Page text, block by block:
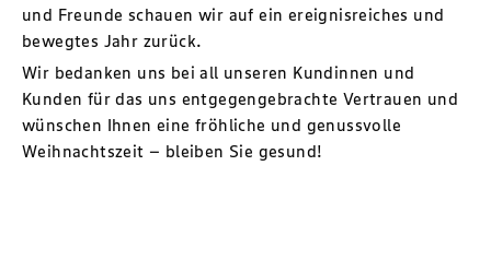
und Freunde schauen wir auf ein ereignisreiches und
bewegtes Jahr zurück.
Wir bedanken uns bei all unseren Kundinnen und
Kunden für das uns entgegengebrachte Vertrauen und
wünschen Ihnen eine fröhliche und genussvolle
Weihnachtszeit – bleiben Sie gesund!